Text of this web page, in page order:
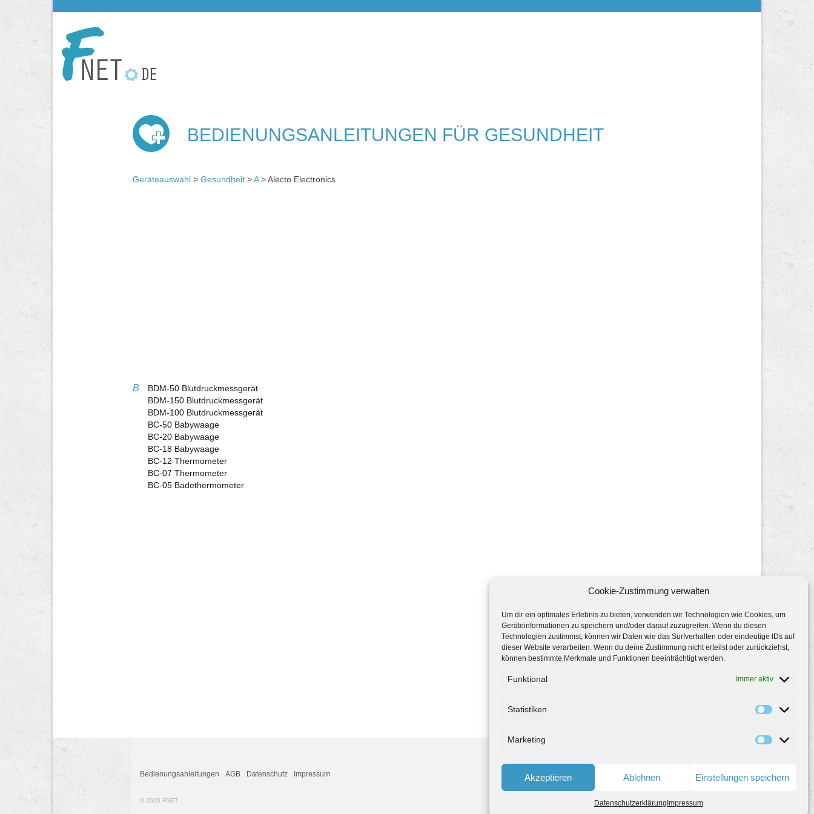
Cookie-Zustimmung verwalten
Um dir ein optimales Erlebnis zu bieten, verwenden wir Technologien wie Cookies, um
Geräteinformationen zu speichern und/oder darauf zuzugreifen. Wenn du diesen
Technologien zustimmst, können wir Daten wie das Surfverhalten oder eindeutige IDs auf
dieser Website verarbeiten. Wenn du deine Zustimmung nicht erteilst oder zurückziehst,
können bestimmte Merkmale und Funktionen beeinträchtigt werden.
Funktional Immer aktiv
Statistiken
Marketing
Akzeptieren Ablehnen Einstellungen speichern
Datenschutzerklärung Impressum
BEDIENUNGSANLEITUNGEN FÜR GESUNDHEIT
Geräteauswahl > Gesundheit >A> Alecto Electronics
B
BDM-50 Blutdruckmessgerät
BDM-150 Blutdruckmessgerät
BDM-100 Blutdruckmessgerät
BC-50 Babywaage
BC-20 Babywaage
BC-18 Babywaage
BC-12 Thermometer
BC-07 Thermometer
BC-05 Badethermometer
Bedienungsanleitungen AGB Datenschutz Impressum
© 2026 FNET